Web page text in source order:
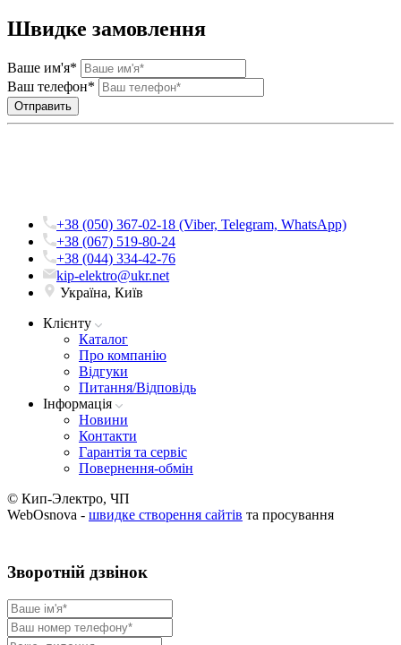
Швидке замовлення
Ваше им'я*
Ваш телефон*
+38 (050) 367-02-18 (Viber, Telegram, WhatsApp)
+38 (067) 519-80-24
+38 (044) 334-42-76
kip-elektro@ukr.net
Україна, Київ
Клієнту
Каталог
Про компанію
Вiдгуки
Питання/Відповідь
Iнформацiя
Новини
Контакти
Гарантія та сервіс
Повернення-обмін
© Кип-Электро, ЧП
WebOsnova - швидке створення сайтів та просування
Зворотнiй дзвiнок